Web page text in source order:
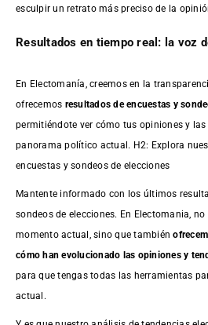
esculpir un retrato más preciso de la
Resultados en tiempo real: la voz
En Electomanía, creemos en la
ofrecemos resultados deencuestas y
permitiéndote ver cómo tus opiniones y las
panorama político actual. H2: Explora
encuestas y sondeos de elecciones
Mantente informado con los últimos
sondeos de elecciones. En Electomania,
momento actual, sino que también
cómo han evolucionado las opiniones y
para que tengas todas las herramientas
actual.